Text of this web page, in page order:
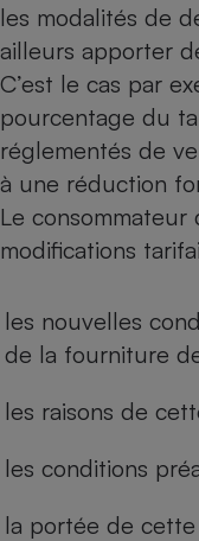
les modalités de
ailleurs apporter
C’est le cas par
pourcentage du
réglementés de
à une réduction
Le
modifications
les nouvelles
de la fourniture
les raisons de
les conditions
la portée de